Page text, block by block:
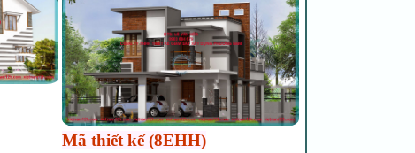
Mã thiết kế (8EHH)